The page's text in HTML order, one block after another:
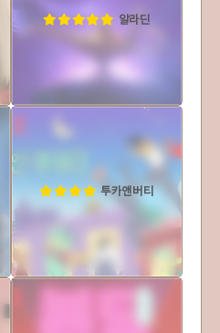
알라딘
투카앤버티